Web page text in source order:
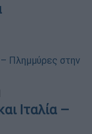
Ιταλία –